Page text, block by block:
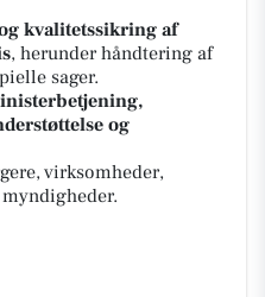
kvalitetssikring af
, herunder håndtering af
sager.
og
virksomheder,